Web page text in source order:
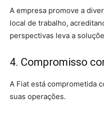
A empresa promove a
local de trabalho,
perspectivas leva a
4. Compromisso
A Fiat está comprometida
suas operações.